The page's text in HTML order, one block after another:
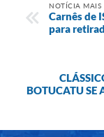
NOTÍCIA MAIS
Carnês de
para
BOTUCATU SE